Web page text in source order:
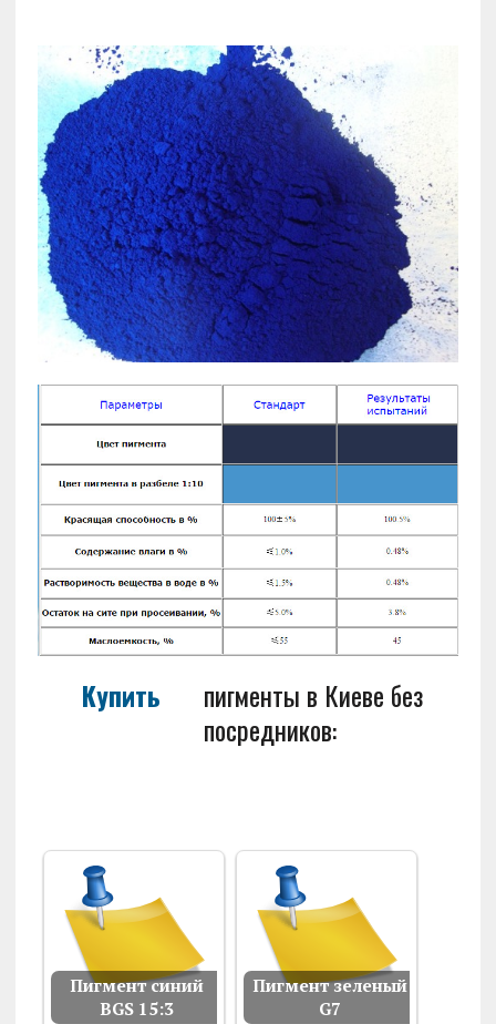
Купить
пигменты в Киеве без
посредников:
Пигмент синий
BGS 15:3
Пигмент зеленый
G7